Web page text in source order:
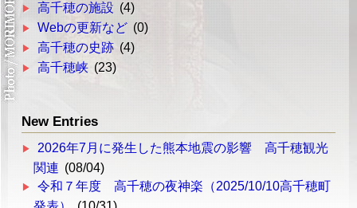
高千穂の施設 (4)
Webの更新など (0)
高千穂の史跡 (4)
高千穂峡 (23)
New Entries
2026年7月に発生した熊本地震の影響 高千穂観光
関連 (08/04)
令和７年度 高千穂の夜神楽（2025/10/10高千穂町